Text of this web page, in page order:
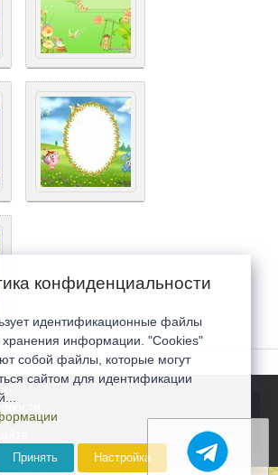
конфиденциальности
идентификационные файлы
хранения информации. "Cookies"
собой файлы, которые могут
сайтом для идентификации
Принять Настройка